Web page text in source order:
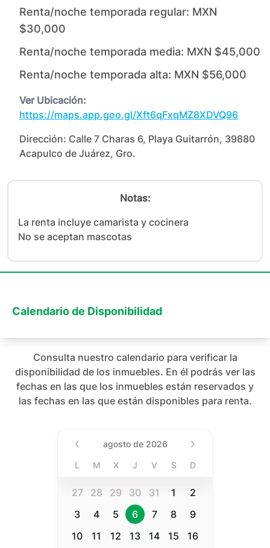
Renta/noche temporada regular: MXN
$30,000
Renta/noche temporada media: MXN $45,000
Renta/noche temporada alta: MXN $56,000
Ver Ubicación:
https://maps.app.goo.gl/Xft6qFxqMZ8XDVQ96
Dirección: Calle 7 Charas 6, Playa Guitarrón, 39880
Acapulco de Juárez, Gro.
Notas:
La renta incluye camarista y cocinera
No se aceptan mascotas
Calendario de Disponibilidad
Consulta nuestro calendario para verificar la
disponibilidad de los inmuebles. En él podrás ver las
fechas en las que los inmuebles están reservados y
las fechas en las que están disponibles para renta.
Date (Min Date Value),
agosto de 2026
L M X J V S D
27 28 29 30 31 1
2
3
4 5 6 7 8
9
10
11 12 13 14 15 16